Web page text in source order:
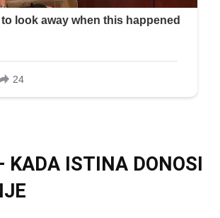
KADA ISTINA DONOSI